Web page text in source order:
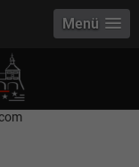
to address or value:
Host
value: selector2-aee-
Menü